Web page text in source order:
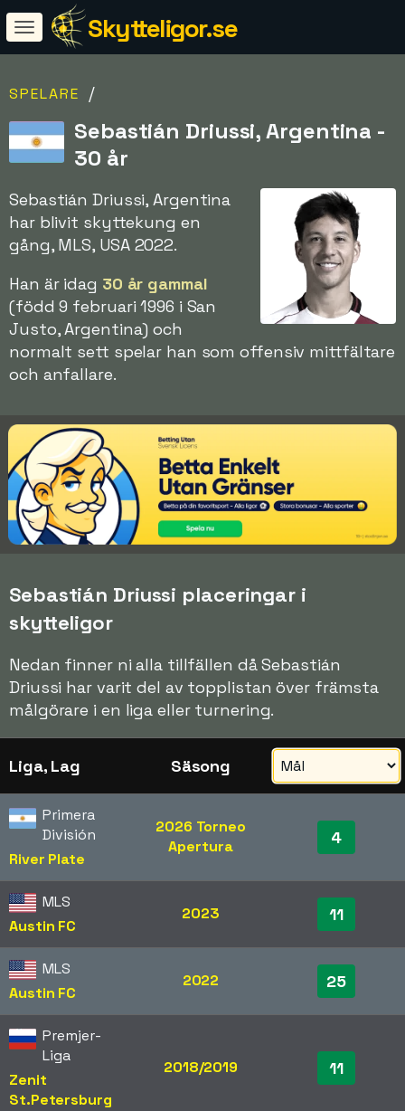
Skytteligor.se
SPELARE /
Sebastián Driussi, Argentina -
30 år
Sebastián Driussi, Argentina
har blivit skyttekung en
gång, MLS, USA 2022.
Han är idag 30 år gammal
(född 9 februari 1996 i San
Justo, Argentina) och
normalt sett spelar han som offensiv mittfältare
och anfallare.
Sebastián Driussi placeringar i
skytteligor
Nedan finner ni alla tillfällen då Sebastián
Driussi har varit del av topplistan över främsta
målgörare i en liga eller turnering.
Liga, Lag Säsong
Primera
División
River Plate
2026 Torneo
Apertura
4
MLS
Austin FC
2023 11
MLS
Austin FC
2022 25
Premjer-
Liga
Zenit
St.Petersburg
2018/2019 11